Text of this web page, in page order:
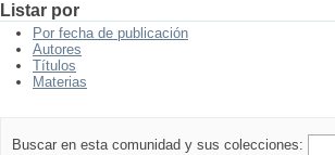
Listar por
Por fecha de publicación
Autores
Títulos
Materias
Buscar en esta comunidad y sus colecciones: